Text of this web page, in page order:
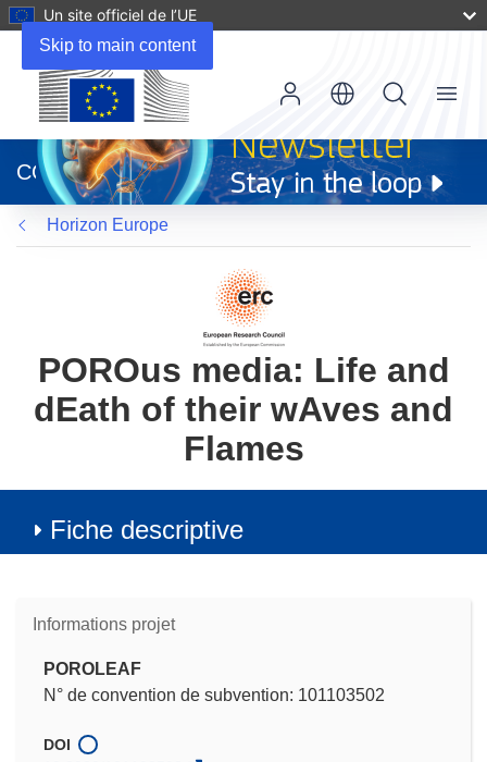
Skip to main content
Un site officiel de l’UE
dans
une
nouvelle
fenêtre)
CORDIS
Menu
Horizon Europe
POROus media: Life and
dEath of their wAves and
Flames
Fiche descriptive
Informations projet
POROLEAF
N° de convention de subvention: 101103502
DOI